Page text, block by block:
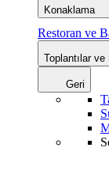
Konaklama
Restoran ve
Toplantılar
Geri